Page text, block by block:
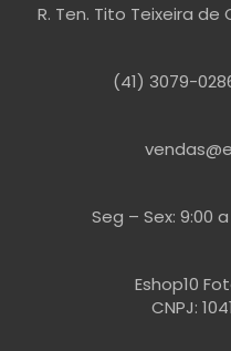
R. Ten. Tito Teixeira de
(41) 3079-
Seg – Sex: 9:00 a
Eshop10
CNPJ: